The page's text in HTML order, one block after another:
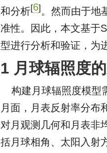
和分析[6] 。然而由于地
准性。因此，本文基于
型进行分析和验证，为
1 月球辐照度
构建月球辐照度模型
月面，月表反射率分布
对月观测几何和月表非
括月球相角、太阳入射